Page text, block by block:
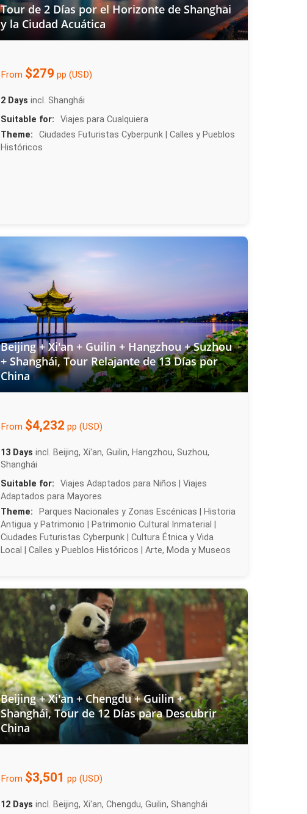
Tour de 2 Días por el Horizonte de Shanghai
y la Ciudad Acuática
From $279 pp (USD)
2 Days incl. Shanghái
Suitable for:
Viajes para Cualquiera
Theme:
Ciudades Futuristas Cyberpunk | Calles y Pueblos
Históricos
Beijing + Xi'an + Guilin + Hangzhou + Suzhou
+ Shanghái, Tour Relajante de 13 Días por
China
From $4,232 pp (USD)
13 Days incl. Beijing, Xi'an, Guilin, Hangzhou, Suzhou,
Shanghái
Suitable for:
Viajes Adaptados para Niños | Viajes
Adaptados para Mayores
Theme:
Parques Nacionales y Zonas Escénicas | Historia
Antigua y Patrimonio | Patrimonio Cultural Inmaterial |
Ciudades Futuristas Cyberpunk | Cultura Étnica y Vida
Local | Calles y Pueblos Históricos | Arte, Moda y Museos
Beijing + Xi'an + Chengdu + Guilin +
Shanghái, Tour de 12 Días para Descubrir
China
From $3,501 pp (USD)
12 Days incl. Beijing, Xi'an, Chengdu, Guilin, Shanghái